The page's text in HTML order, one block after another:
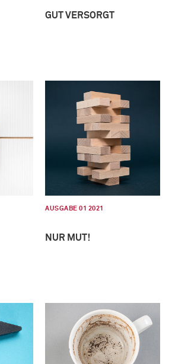
GUT VERSORGT
AUSGABE 01 2021
NUR MUT!